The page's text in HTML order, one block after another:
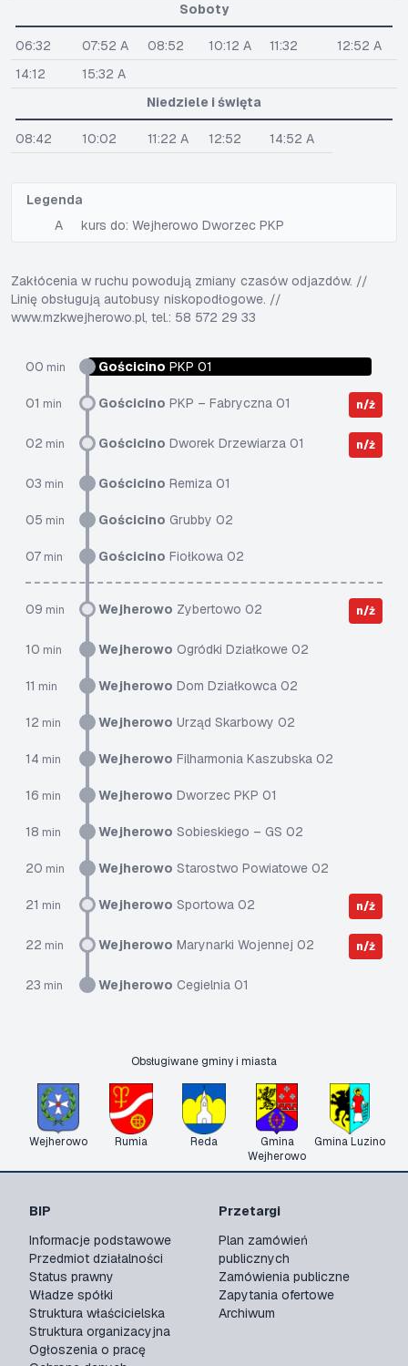
00 min Gościcino PKP 01
01 min Gościcino PKP – Fabryczna 01 n/ż
02 min Gościcino Dworek Drzewiarza 01 n/ż
03 min Gościcino Remiza 01
05 min Gościcino Grubby 02
07 min Gościcino Fiołkowa 02
09 min Wejherowo Zybertowo 02 n/ż
10 min Wejherowo Ogródki Działkowe 02
11 min Wejherowo Dom Działkowca 02
12 min Wejherowo Urząd Skarbowy 02
14 min Wejherowo Filharmonia Kaszubska 02
16 min Wejherowo Dworzec PKP 01
18 min Wejherowo Sobieskiego – GS 02
20 min Wejherowo Starostwo Powiatowe 02
21 min Wejherowo Sportowa 02 n/ż
22 min Wejherowo Marynarki Wojennej 02 n/ż
23 min Wejherowo Cegielnia 01
Soboty
06:32 07:52 A 08:52 10:12 A 11:32
12:52 A
14:12
15:32 A
Niedziele i święta
08:42 10:02 11:22 A 12:52 14:52 A
Legenda
A
kurs do: Wejherowo Dworzec PKP
Zakłócenia w ruchu powodują zmiany czasów odjazdów. //
Linię obsługują autobusy niskopodłogowe. //
www.mzkwejherowo.pl, tel.: 58 572 29 33
Obsługiwane gminy i miasta
Wejherowo Rumia Reda
Gmina
Wejherowo
Gmina Luzino
BIP
Informacje podstawowe
Przedmiot działalności
Status prawny
Władze spółki
Struktura właścicielska
Struktura organizacyjna
Ogłoszenia o pracę
Przetargi
Plan zamówień
publicznych
Zamówienia publiczne
Zapytania ofertowe
Archiwum